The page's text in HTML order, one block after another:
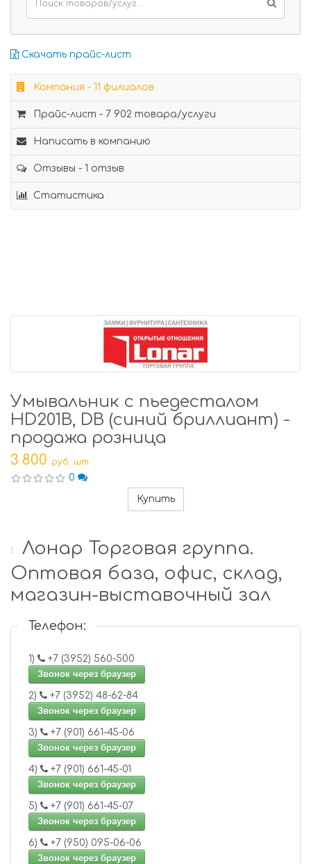
Скачать прайс-лист
Компания - 11 филиалов
Прайс-лист - 7 902 товара/услуги
Написать в компанию
Отзывы - 1 отзыв
Статистика
Умывальник с пьедесталом
HD201B, DB (синий бриллиант) -
продажа розница
3 800 руб. шт.
0
Купить
1
Лонар Торговая группа.
Оптовая база, офис, склад,
магазин-выставочный зал
Телефон:
1)
+7 (3952) 560-500
Звонок через браузер
2)
+7 (3952) 48-62-84
Звонок через браузер
3)
+7 (901) 661-45-06
Звонок через браузер
4)
+7 (901) 661-45-01
Звонок через браузер
5)
+7 (901) 661-45-07
Звонок через браузер
6)
+7 (950) 095-06-06
Звонок через браузер